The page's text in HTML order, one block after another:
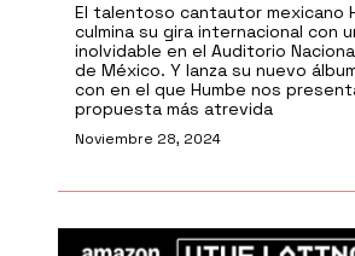
El talentoso cantautor mexicano
culmina su gira internacional con
inolvidable en el Auditorio
de México. Y lanza su nuevo
con en el que Humbe nos
propuesta más atrevida
Noviembre 28, 2024